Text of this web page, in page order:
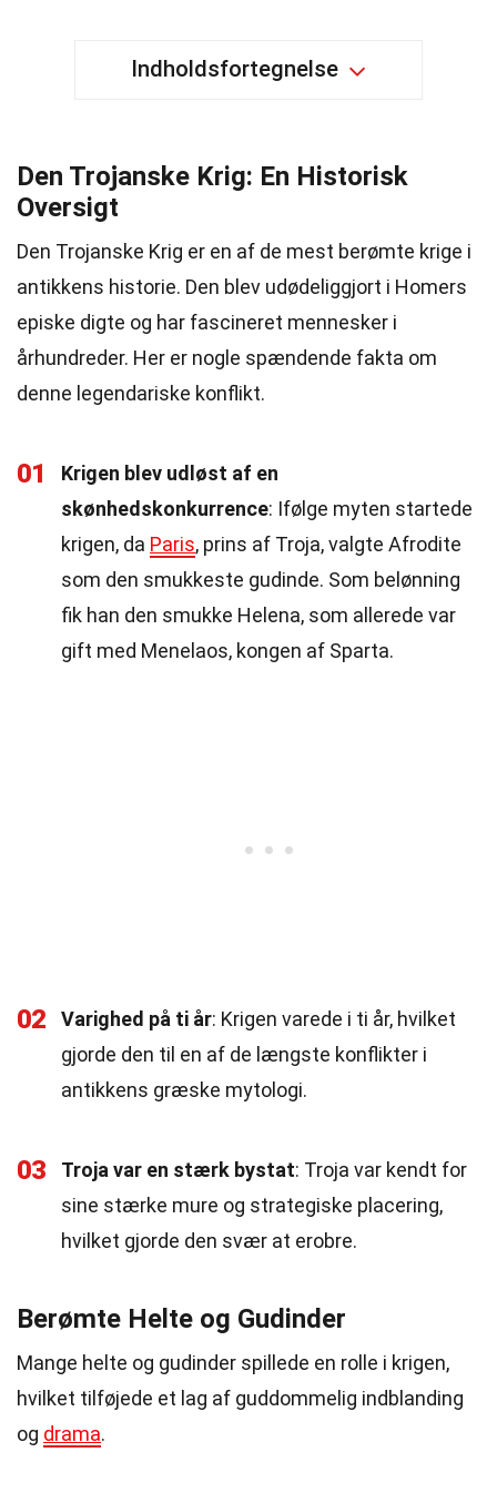
Indholdsfortegnelse
Den Trojanske Krig: En Historisk
Oversigt
Den Trojanske Krig er en af de mest berømte krige i
antikkens historie. Den blev udødeliggjort i Homers
episke digte og har fascineret mennesker i
århundreder. Her er nogle spændende fakta om
denne legendariske konflikt.
01
Krigen blev udløst af en
skønhedskonkurrence: Ifølge myten startede
krigen, da Paris, prins af Troja, valgte Afrodite
som den smukkeste gudinde. Som belønning
fik han den smukke Helena, som allerede var
gift med Menelaos, kongen af Sparta.
02 Varighed på ti år: Krigen varede i ti år, hvilket
gjorde den til en af de længste konflikter i
antikkens græske mytologi.
03 Troja var en stærk bystat: Troja var kendt for
sine stærke mure og strategiske placering,
hvilket gjorde den svær at erobre.
Berømte Helte og Gudinder
Mange helte og gudinder spillede en rolle i krigen,
hvilket tilføjede et lag af guddommelig indblanding
og drama.